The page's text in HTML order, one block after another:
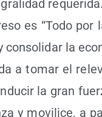
requerida.
es “Todo por
la
a tomar el
la gran
y movi­li­ce, a